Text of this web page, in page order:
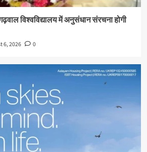
विश्वविद्यालय में अनुसंधान संरचना होगी
6, 2026 0